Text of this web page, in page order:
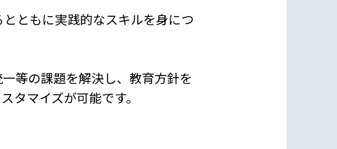
ともに実践的なスキルを身につ
等の課題を解決し、教育方針を
タマイズが可能です。